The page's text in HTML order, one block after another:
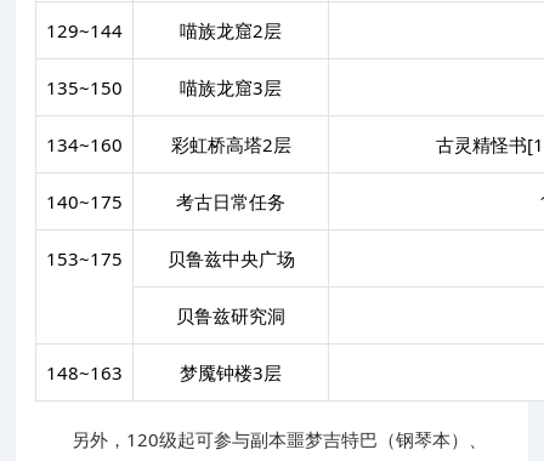
129~144 喵族龙窟2层
135~150 喵族龙窟3层
134~160 彩虹桥高塔2层 古灵精怪书
140~175 考古日常任务
153~175 贝鲁兹中央广场
贝鲁兹研究洞
148~163 梦魇钟楼3层
另外，120级起可参与副本噩梦吉特巴（钢琴本）、